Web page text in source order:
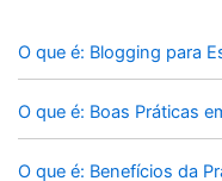
O que é: Blogging para
O que é: Boas Práticas
O que é: Benefícios da